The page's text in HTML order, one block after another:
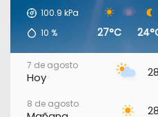
100.9 kPa
10 % 27°C
7 de agosto
Hoy
8 de agosto